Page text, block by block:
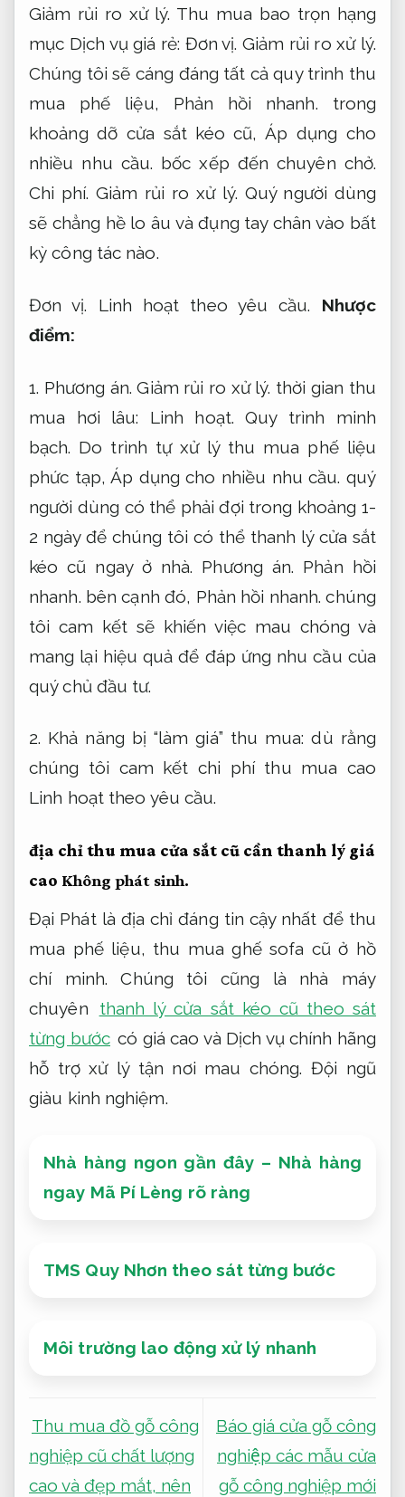
Giảm rủi ro xử lý. Thu mua bao trọn hạng
mục Dịch vụ giá rẻ: Đơn vị. Giảm rủi ro xử lý.
Chúng tôi sẽ cáng đáng tất cả quy trình thu
mua phế liệu, Phản hồi nhanh. trong
khoảng dỡ cửa sắt kéo cũ,Áp dụng cho
nhiều nhu cầu. bốc xếp đến chuyên chở.
Chi phí. Giảm rủi ro xử lý. Quý người dùng
sẽ chẳng hề lo âu và đụng tay chân vào bất
kỳ công tác nào.
Đơn vị. Linh hoạt theo yêu cầu.
Nhược
điểm:
1. Phương án. Giảm rủi ro xử lý. thời gian thu
mua hơi lâu: Linh hoạt.
Quy trình minh
bạch. Do trình tự xử lý thu mua phế liệu
phức tạp,Áp dụng cho nhiều nhu cầu. quý
người dùng có thể phải đợi trong khoảng 1-
2 ngày để chúng tôi có thể thanh lý cửa sắt
kéo cũ ngay ở nhà. Phương án. Phản hồi
nhanh. bên cạnh đó, Phản hồi nhanh. chúng
tôi cam kết sẽ khiến việc mau chóng và
mang lại hiệu quả để đáp ứng nhu cầu của
quý chủ đầu tư.
2. Khả năng bị “làm giá” thu mua: dù rằng
chúng tôi cam kết chi phí thu mua cao
Linh hoạt theo yêu cầu.
địa chỉ thu mua cửa sắt cũ cần thanh lý giá
cao Không phát sinh.
Đại Phát là địa chỉ đáng tin cậy nhất để thu
mua phế liệu, thu mua ghế sofa cũ ở hồ
chí minh. Chúng tôi cũng là nhà máy
chuyên
thanh lý cửa sắt kéo cũ theo sát
từng bước có giá cao và Dịch vụ chính hãng
hỗ trợ xử lý tận nơi mau chóng. Đội ngũ
giàu kinh nghiệm.
Nhà hàng ngon gần đây – Nhà hàng
ngay Mã Pí Lèng rõ ràng
TMS Quy Nhơn theo sát từng bước
Môi trường lao động xử lý nhanh
Thu mua đồ gỗ công
nghiệp cũ chất lượng
cao và đẹp mắt, nên
Báo giá cửa gỗ công
nghiệp các mẫu cửa
gỗ công nghiệp mới